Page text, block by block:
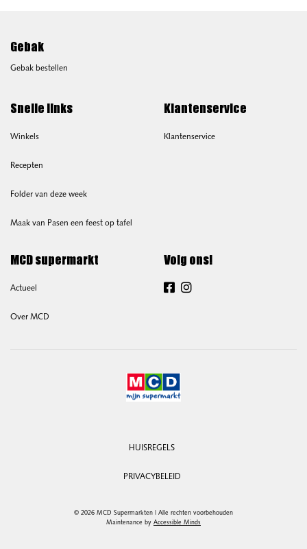
Gebak
Gebak bestellen
Snelle links
Winkels
Recepten
Folder van deze week
Maak van Pasen een feest op tafel
Klantenservice
Klantenservice
MCD supermarkt
Actueel
Over MCD
Volg ons!
Facebook
HUISREGELS
PRIVACYBELEID
© 2026 MCD Supermarkten | Alle rechten voorbehouden
Maintenance by Accessible Minds